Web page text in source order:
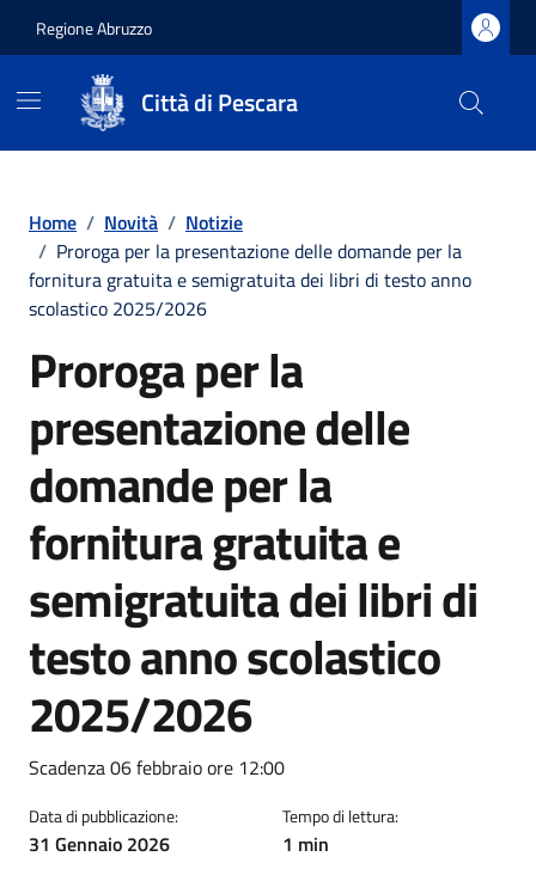
Regione Abruzzo
Città di Pescara
Home / Novità / Notizie
/ Proroga per la presentazione delle domande per la
fornitura gratuita e semigratuita dei libri di testo anno
scolastico 2025/2026
Proroga per la
presentazione delle
domande per la
fornitura gratuita e
semigratuita dei libri di
testo anno scolastico
2025/2026
Dettagli della notizia
Scadenza 06 febbraio ore 12:00
Data di pubblicazione:
31 Gennaio 2026
Tempo di lettura:
1 min